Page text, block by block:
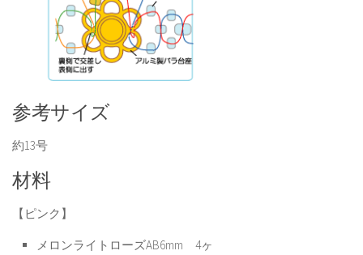
参考サイズ
約13号
材料
【ピンク】
メロンライトローズAB6mm 4ヶ